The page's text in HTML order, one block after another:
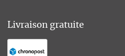
Livraison gratuite